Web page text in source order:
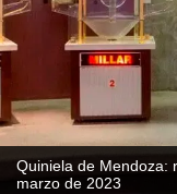
Quiniela de Mendoza:
marzo de 2023